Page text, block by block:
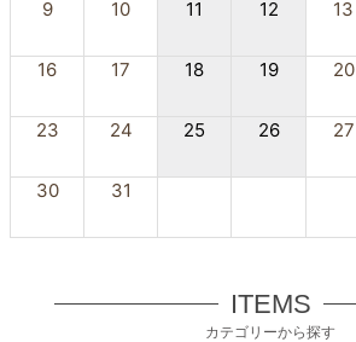
9 10 11 12 13
16 17 18 19 20
23 24 25 26 27
30 31
ITEMS
カテゴリーから探す